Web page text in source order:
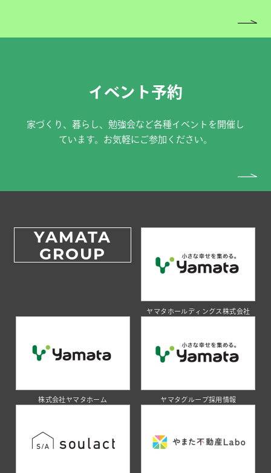
イベント予約
家づくり、暮らし、勉強会など各種イベントを開催し
ています。お気軽にご参加ください。
YAMATA
GROUP
ヤマタホールディングス株式会社
株式会社ヤマタホーム ヤマタグループ採用情報